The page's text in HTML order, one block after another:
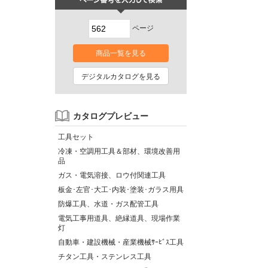
ページ
商品一覧を見る
デジタルカタログを見る
カタログプレビュー
工具セット
冷凍・空調用工具＆部材、環境改善用
品
ガス・電気溶接、ロウ付関連工具
板金･左官･大工･内装･塗装･ガラス用具
防爆工具、水道・ガス配管工具
電気工事用道具、絶縁道具、現場作業
灯
自動車・建設機械・産業機械ｻｰﾋﾞｽ工具
チタン工具・ステンレス工具